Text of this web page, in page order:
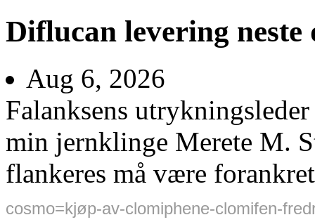
Diflucan levering
Aug 6, 2026
Falanksens
min jernklinge Merete M.
flankeres må være
cosmo=kjøp-av-clomiphene-clomifen-